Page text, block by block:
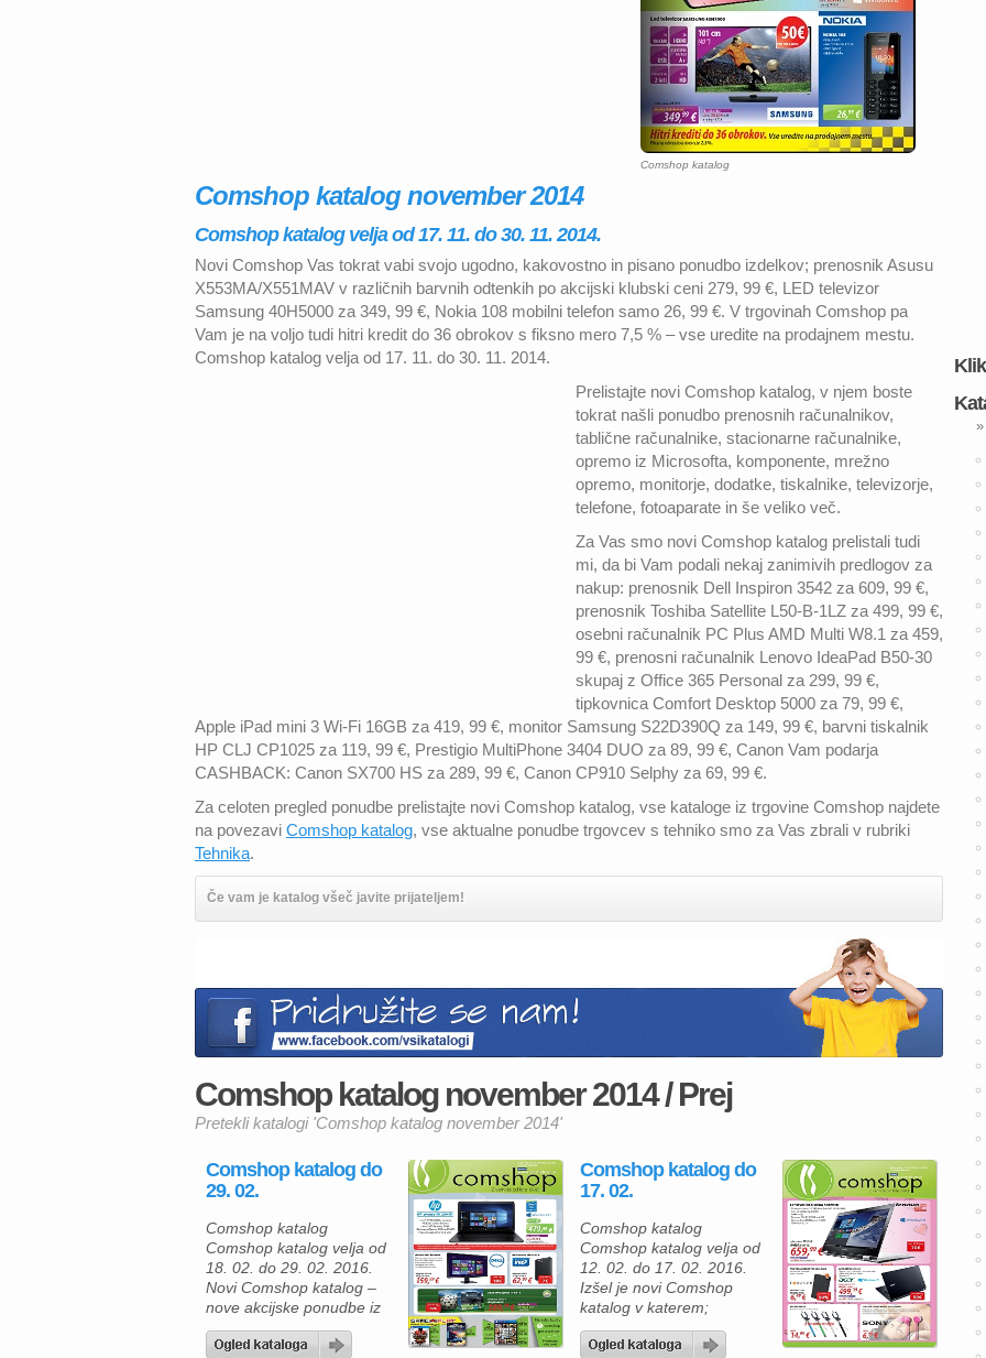
Comshop katalog
Comshop katalog november 2014
Comshop katalog velja od 17. 11. do 30. 11. 2014.
Novi Comshop Vas tokrat vabi svojo ugodno, kakovostno in pisano ponudbo izdelkov; prenosnik Asusu
X553MA/X551MAV v različnih barvnih odtenkih po akcijski klubski ceni 279, 99 €, LED televizor
Samsung 40H5000 za 349, 99 €, Nokia 108 mobilni telefon samo 26, 99 €. V trgovinah Comshop pa
Vam je na voljo tudi hitri kredit do 36 obrokov s fiksno mero 7,5 % – vse uredite na prodajnem mestu.
Comshop katalog velja od 17. 11. do 30. 11. 2014.
Prelistajte novi Comshop katalog, v njem boste
tokrat našli ponudbo prenosnih računalnikov,
tablične računalnike, stacionarne računalnike,
opremo iz Microsofta, komponente, mrežno
opremo, monitorje, dodatke, tiskalnike, televizorje,
telefone, fotoaparate in še veliko več.
Za Vas smo novi Comshop katalog prelistali tudi
mi, da bi Vam podali nekaj zanimivih predlogov za
nakup: prenosnik Dell Inspiron 3542 za 609, 99 €,
prenosnik Toshiba Satellite L50-B-1LZ za 499, 99 €,
osebni računalnik PC Plus AMD Multi W8.1 za 459,
99 €, prenosni računalnik Lenovo IdeaPad B50-30
skupaj z Office 365 Personal za 299, 99 €,
tipkovnica Comfort Desktop 5000 za 79, 99 €,
Apple iPad mini 3 Wi-Fi 16GB za 419, 99 €, monitor Samsung S22D390Q za 149, 99 €, barvni tiskalnik
HP CLJ CP1025 za 119, 99 €, Prestigio MultiPhone 3404 DUO za 89, 99 €, Canon Vam podarja
CASHBACK: Canon SX700 HS za 289, 99 €, Canon CP910 Selphy za 69, 99 €.
Za celoten pregled ponudbe prelistajte novi Comshop katalog, vse kataloge iz trgovine Comshop najdete
na povezavi Comshop katalog, vse aktualne ponudbe trgovcev s tehniko smo za Vas zbrali v rubriki
Tehnika.
Če vam je katalog všeč javite prijateljem!
Comshop katalog november 2014 / Prej
Pretekli katalogi 'Comshop katalog november 2014'
Comshop katalog do
29. 02.
Comshop katalog
Comshop katalog velja od
18. 02. do 29. 02. 2016.
Novi Comshop katalog –
nove akcijske ponudbe iz
sveta računalništva:
prenosni računalnik HP
Comshop katalog do
17. 02.
Comshop katalog
Comshop katalog velja od
12. 02. do 17. 02. 2016.
Izšel je novi Comshop
katalog v katerem;
prenosni računalnik
LENOVO Yoga 500 W10
»